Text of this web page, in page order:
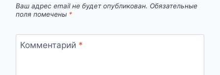
Ваш адрес email не будет опубликован. Обязательные
поля помечены *
Комментарий *